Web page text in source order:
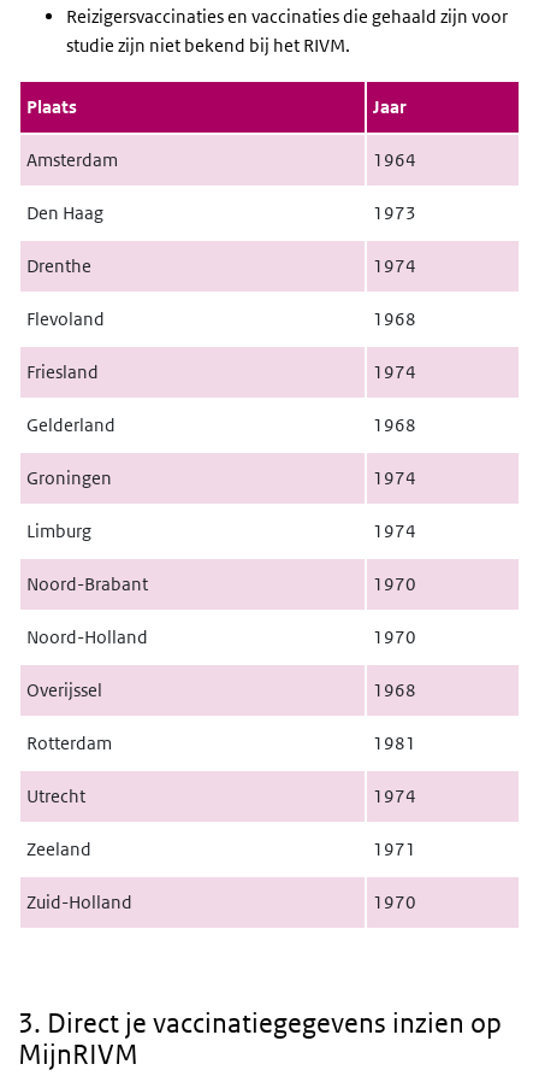
Reizigersvaccinaties en vaccinaties die gehaald zijn voor
studie zijn niet bekend bij het RIVM.
Plaats Jaar
Amsterdam 1964
Den Haag 1973
Drenthe 1974
Flevoland 1968
Friesland 1974
Gelderland 1968
Groningen 1974
Limburg 1974
Noord-Brabant 1970
Noord-Holland 1970
Overijssel 1968
Rotterdam 1981
Utrecht 1974
Zeeland 1971
Zuid-Holland 1970
3. Direct je vaccinatiegegevens inzien op
MijnRIVM